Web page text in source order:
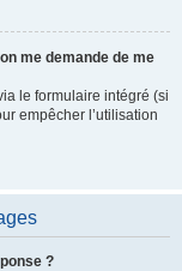
me demande de me
le formulaire intégré (si
empêcher l’utilisation
?